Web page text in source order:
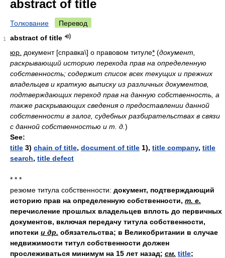
abstract of title
Толкование Перевод
1
abstract of title
юр. документ [справка\] о правовом титуле* (документ,
раскрывающий историю перехода прав на определенную
собственность; содержит список всех текущих и прежних
владельцев и краткую выписку из различных документов,
подтверждающих переход прав на данную собственность, а
также раскрывающих сведения о предоставлении данной
собственности в залог, судебных разбирательствах в связи
с данной собственностью и т. д. )
See:
title 3) chain of title, document of title 1), title company, title
search, title defect
* * *
резюме титула собственности: документ, подтверждающий
историю прав на определенную собственности, т. е.
перечисление прошлых владельцев вплоть до первичных
документов, включая передачу титула собственности,
ипотеки и др. обязательства; в Великобритании в случае
недвижимости титул собственности должен
прослеживаться минимум на 15 лет назад; см. title;